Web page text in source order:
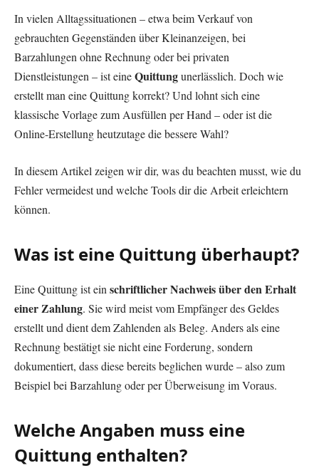
In vielen Alltagssituationen – etwa beim Verkauf von
gebrauchten Gegenständen über Kleinanzeigen, bei
Barzahlungen ohne Rechnung oder bei privaten
Dienstleistungen – ist eineQuittungunerlässlich. Doch wie
erstellt man eine Quittung korrekt? Und lohnt sich eine
klassische Vorlage zum Ausfüllen per Hand – oder ist die
Online-Erstellung heutzutage die bessere Wahl?
In diesem Artikel zeigen wir dir, was du beachten musst, wie du
Fehler vermeidest und welche Tools dir die Arbeit erleichtern
können.
Was ist eine Quittung überhaupt?
Eine Quittung ist ein schriftlicher Nachweis über den Erhalt
einer Zahlung. Sie wird meist vom Empfänger des Geldes
erstellt und dient dem Zahlenden als Beleg. Anders als eine
Rechnung bestätigt sie nicht eine Forderung, sondern
dokumentiert, dass diese bereits beglichen wurde – also zum
Beispiel bei Barzahlung oder per Überweisung im Voraus.
Welche Angaben muss eine
Quittung enthalten?